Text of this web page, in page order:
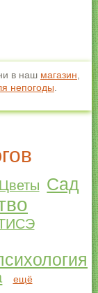
в наш магазин
непогоды
Цветы Сад
ещё